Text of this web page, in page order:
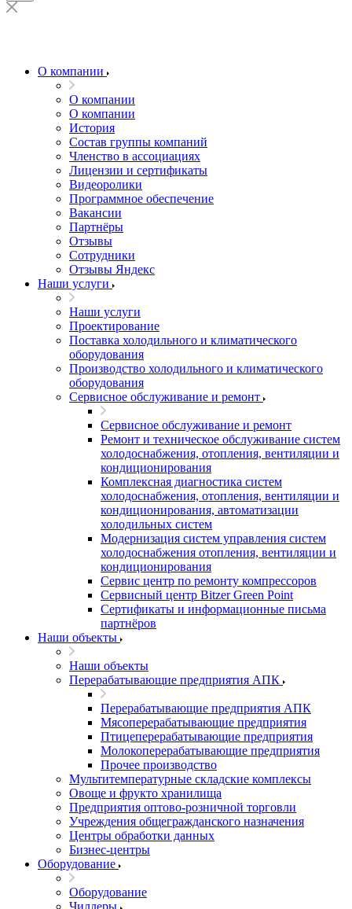
О компании
О компании
О компании
История
Состав группы компаний
Членство в ассоциациях
Лицензии и сертификаты
Видеоролики
Программное обеспечение
Вакансии
Партнёры
Отзывы
Сотрудники
Отзывы Яндекс
Наши услуги
Наши услуги
Проектирование
Поставка холодильного и климатического
оборудования
Производство холодильного и климатического
оборудования
Сервисное обслуживание и ремонт
Сервисное обслуживание и ремонт
Ремонт и техническое обслуживание систем
холодоснабжения, отопления, вентиляции и
кондиционирования
Комплексная диагностика систем
холодоснабжения, отопления, вентиляции и
кондиционирования, автоматизации
холодильных систем
Модернизация систем управления систем
холодоснабжения отопления, вентиляции и
кондиционирования
Сервис центр по ремонту компрессоров
Сервисный центр Bitzer Green Point
Сертификаты и информационные письма
партнёров
Наши объекты
Наши объекты
Перерабатывающие предприятия АПК
Перерабатывающие предприятия АПК
Мясоперерабатывающие предприятия
Птицеперерабатывающие предприятия
Молокоперерабатывающие предприятия
Прочее производство
Мультитемпературные складские комплексы
Овоще и фрукто хранилища
Предприятия оптово-розничной торговли
Учреждения общегражданского назначения
Центры обработки данных
Бизнес-центры
Оборудование
Оборудование
Чиллеры